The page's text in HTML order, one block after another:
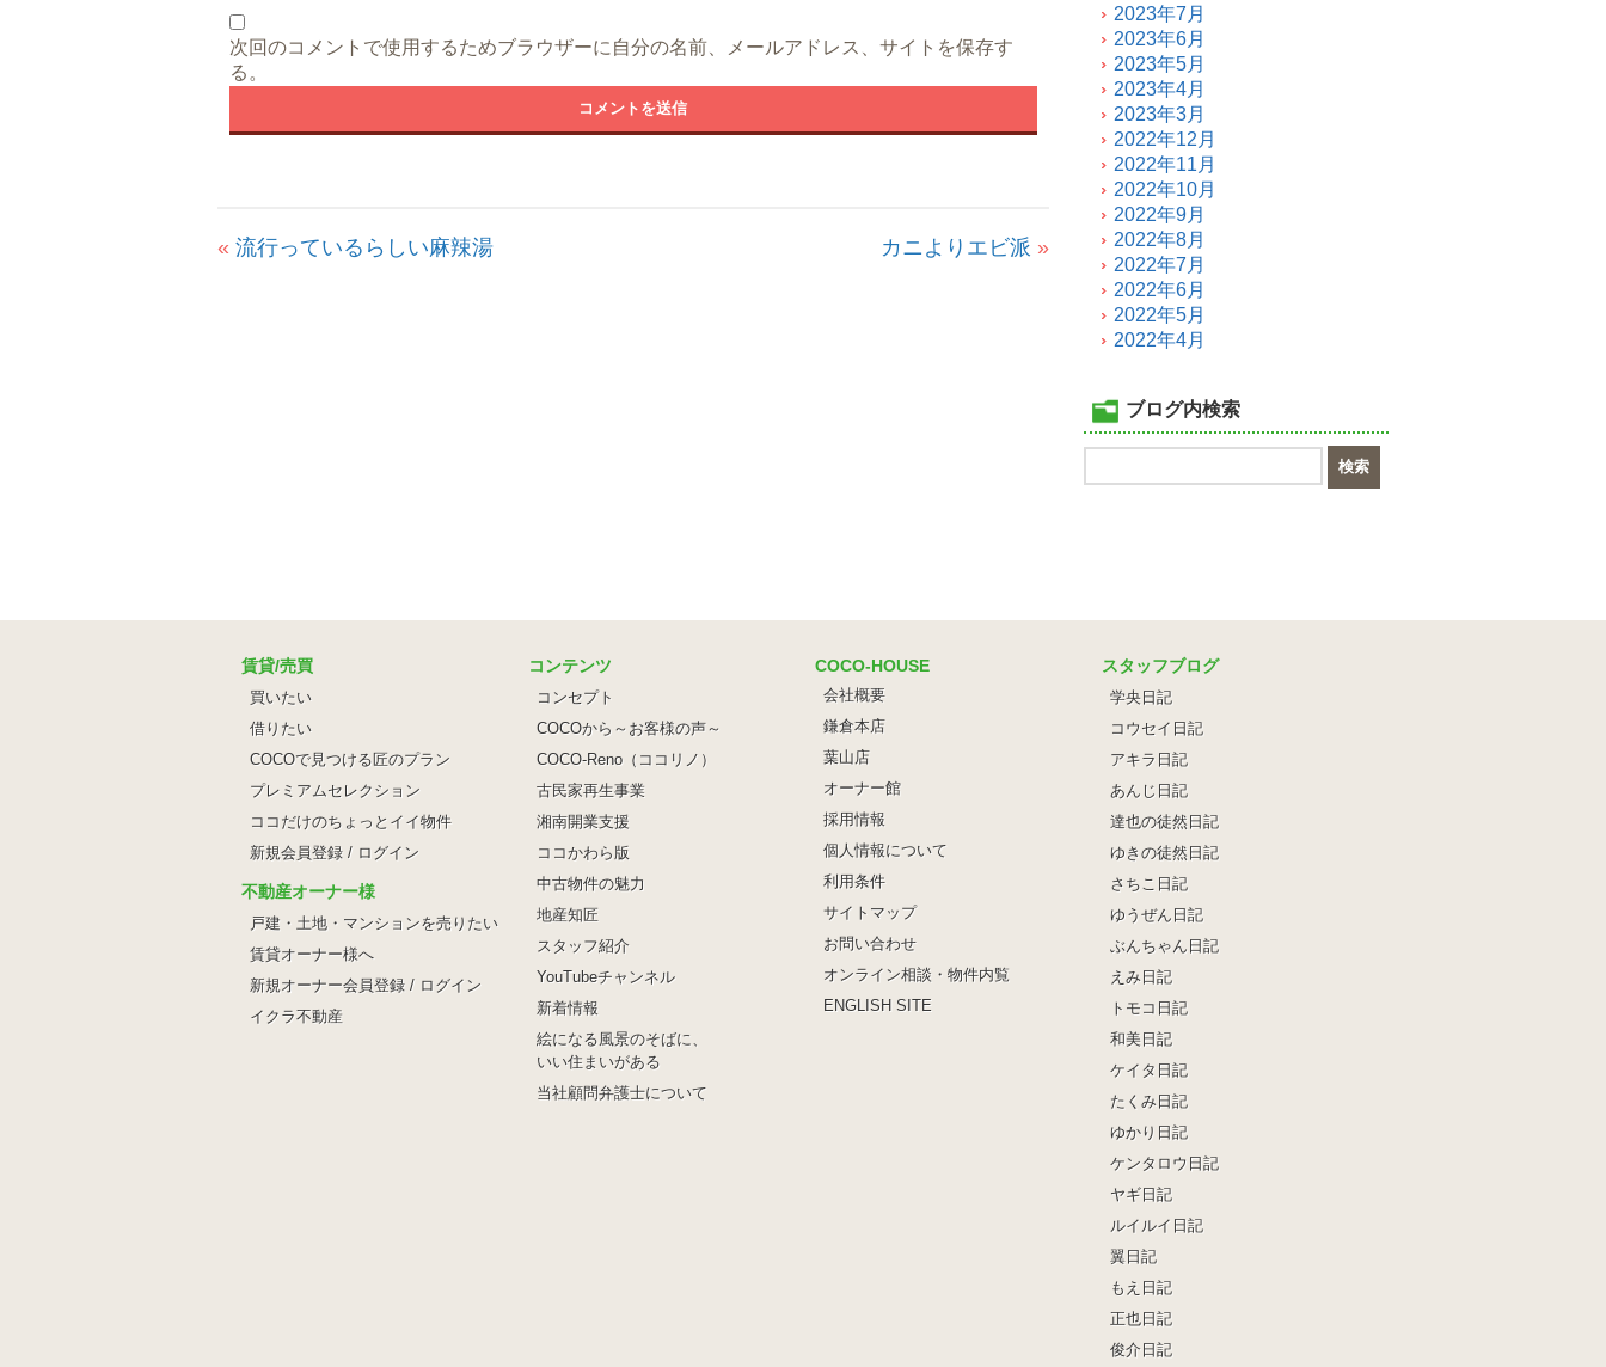
次回のコメントで使用するためブラウザーに自分の名前、メールアドレス、サイトを保存す
る。
« 流行っているらしい麻辣湯 カニよりエビ派 »
2023年7月
2023年6月
2023年5月
2023年4月
2023年3月
2022年12月
2022年11月
2022年10月
2022年9月
2022年8月
2022年7月
2022年6月
2022年5月
2022年4月
ブログ内検索
賃貸/売買
買いたい
借りたい
COCOで見つける匠のプラン
プレミアムセレクション
ココだけのちょっとイイ物件
新規会員登録 / ログイン
不動産オーナー様
戸建・土地・マンションを売りたい
賃貸オーナー様へ
新規オーナー会員登録 / ログイン
イクラ不動産
コンテンツ
コンセプト
COCOから～お客様の声～
COCO-Reno（ココリノ）
古民家再生事業
湘南開業支援
ココかわら版
中古物件の魅力
地産知匠
スタッフ紹介
YouTubeチャンネル
新着情報
絵になる風景のそばに、
いい住まいがある
当社顧問弁護士について
COCO-HOUSE
会社概要
鎌倉本店
葉山店
オーナー館
採用情報
個人情報について
利用条件
サイトマップ
お問い合わせ
オンライン相談・物件内覧
ENGLISH SITE
スタッフブログ
学央日記
コウセイ日記
アキラ日記
あんじ日記
達也の徒然日記
ゆきの徒然日記
さちこ日記
ゆうぜん日記
ぶんちゃん日記
えみ日記
トモコ日記
和美日記
ケイタ日記
たくみ日記
ゆかり日記
ケンタロウ日記
ヤギ日記
ルイルイ日記
翼日記
もえ日記
正也日記
俊介日記